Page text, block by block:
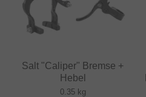
Salt "Caliper" Bremse +
Hebel
0.35 kg